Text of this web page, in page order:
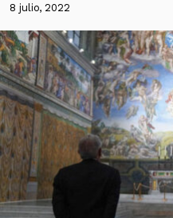
8 julio, 2022